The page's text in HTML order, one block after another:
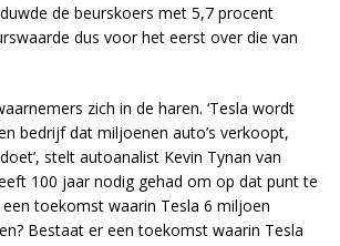
de beurskoers met 5,7 procent
dus voor het eerst over die van
zich in de haren. ‘Tesla wordt
bedrijf dat miljoenen auto’s verkoopt,
stelt autoanalist Kevin Tynan van
100 jaar nodig gehad om op dat punt te
toekomst waarin Tesla 6 miljoen
Bestaat er een toekomst waarin Tesla